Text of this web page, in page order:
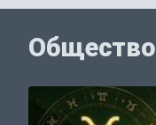
Общество